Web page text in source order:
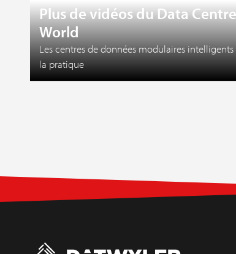
Plus de vidéos du Data Centre
World
Les centres de données modulaires intelligents
la pratique